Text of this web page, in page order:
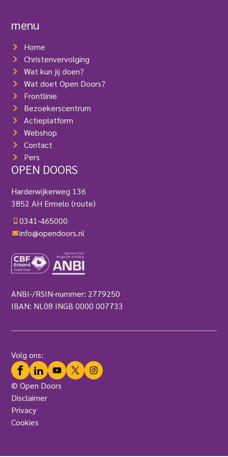
)
r
i
t
)
menu
Home
Christenvervolging
Wat kun jij doen?
Wat doet Open Doors?
Frontlinie
Bezoekerscentrum
Actieplatform
Webshop
Contact
Pers
OPEN DOORS
Harderwijkerweg 136
3852 AH Ermelo(route)
0341-465000
info@opendoors.nl
ANBI-/RSIN-nummer: 2779250
IBAN: NL08 INGB 0000 007733
© Open Doors
Disclaimer
Privacy
Cookies
Volg ons:
Facebook
LinkedInYouTube
TwitterInstagram